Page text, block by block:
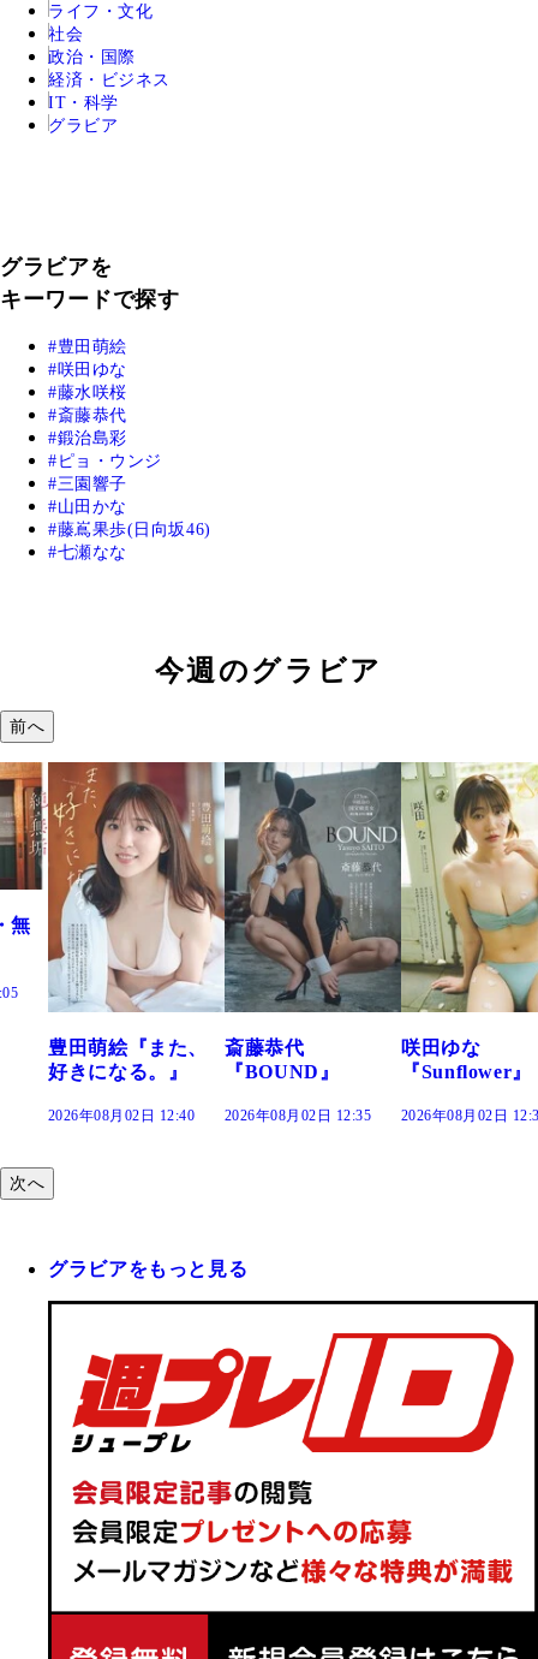
ライフ・文化
社会
政治・国際
経済・ビジネス
IT・科学
グラビア
グラビアを
キーワードで探す
豊田萌絵
咲田ゆな
藤水咲桜
斎藤恭代
鍛治島彩
ピョ・ウンジ
三園響子
山田かな
藤嶌果歩(日向坂46)
七瀬なな
今週のグラビア
前へ
斎藤恭代
『BOUND』
2026年08月02日 12:35
咲田ゆな
『Sunflower』
2026年08月02日 12:30
藤水咲桜『花
だまり』
2026年08月02日
次へ
グラビアをもっと見る